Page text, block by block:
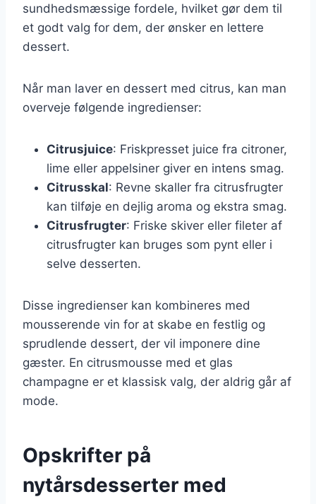
sundhedsmæssige fordele, hvilket gør dem til
et godt valg for dem, der ønsker en lettere
dessert.
Når man laver en dessert med citrus, kan man
overveje følgende ingredienser:
Citrusjuice: Friskpresset juice fra citroner,
lime eller appelsiner giver en intens smag.
Citrusskal: Revne skaller fra citrusfrugter
kan tilføje en dejlig aroma og ekstra smag.
Citrusfrugter: Friske skiver eller fileter af
citrusfrugter kan bruges som pynt eller i
selve desserten.
Disse ingredienser kan kombineres med
mousserende vin for at skabe en festlig og
sprudlende dessert, der vil imponere dine
gæster. En citrusmousse med et glas
champagne er et klassisk valg, der aldrig går af
mode.
Opskrifter på
nytårsdesserter med